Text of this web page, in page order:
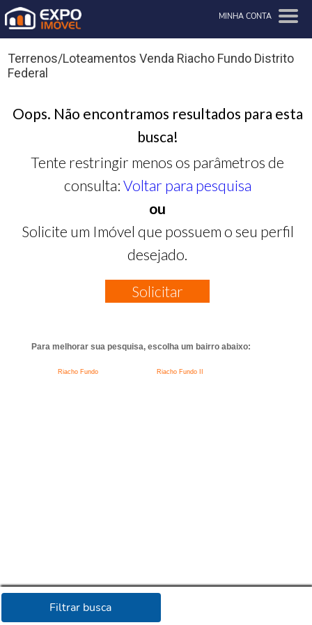
MINHA CONTA
Filtrar busca
Terrenos/Loteamentos Venda Riacho Fundo Distrito
Federal
Oops. Não encontramos resultados para esta
busca!
Tente restringir menos os parâmetros de
consulta: Voltar para pesquisa
ou
Solicite um Imóvel que possuem o seu perfil
desejado.
Solicitar
Para melhorar sua pesquisa, escolha um bairro abaixo:
Riacho Fundo Riacho Fundo II